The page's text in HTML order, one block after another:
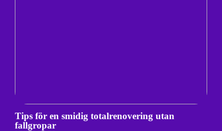
Tips för en smidig totalrenovering utan
fallgropar